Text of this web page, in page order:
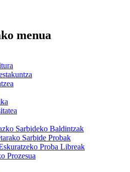
menua
Sarbideko Baldintzak
Sarbide Probak
Proba Libreak
Prozesua